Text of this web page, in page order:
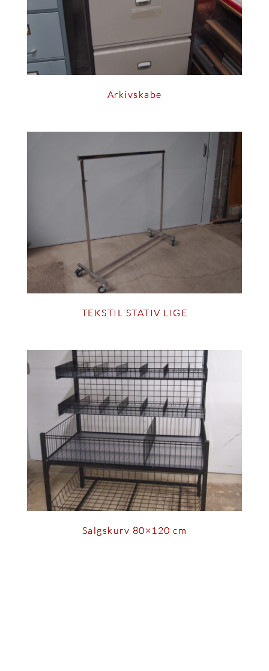
Arkivskabe
TEKSTIL STATIV LIGE
Salgskurv 80×120 cm